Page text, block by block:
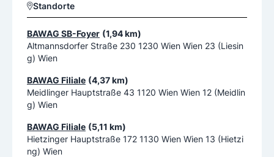
Standorte
BAWAG SB-Foyer (1,94 km)
Altmannsdorfer Straße 230 1230 Wien Wien 23 (Liesin
g) Wien
BAWAG Filiale (4,37 km)
Meidlinger Hauptstraße 43 1120 Wien Wien 12 (Meidlin
g) Wien
BAWAG Filiale (5,11 km)
Hietzinger Hauptstraße 172 1130 Wien Wien 13 (Hietzi
ng) Wien